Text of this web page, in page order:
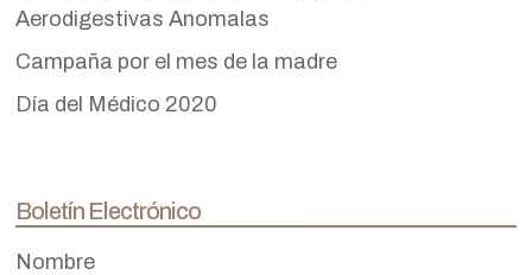
Aerodigestivas Anomalas
Campaña por el mes de la madre
Día del Médico 2020
Boletín Electrónico
Nombre